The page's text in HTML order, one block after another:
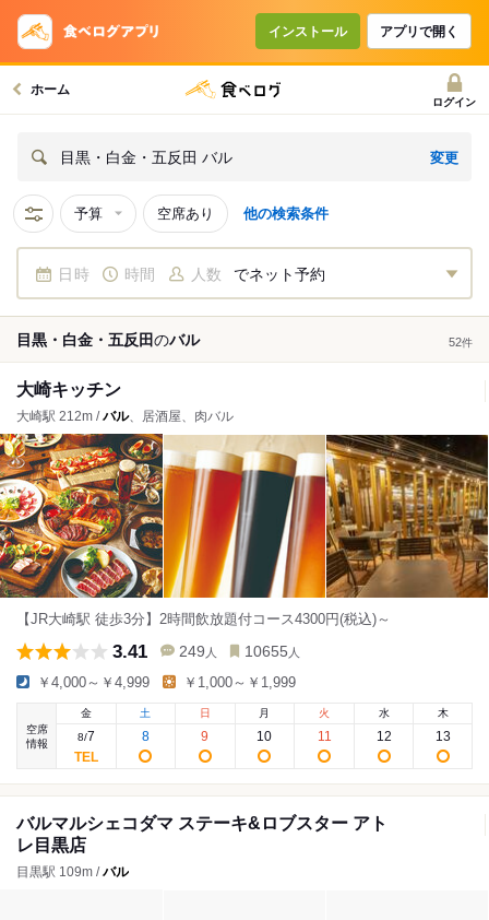
インストール アプリで開く
ホーム
ログイン
目黒・白金・五反田 バル 変更
予算 空席あり 他の検索条件
日時 時間 人数 でネット予約
目黒・白金・五反田のバル 52件
大崎キッチン
大崎駅 212m /バル、居酒屋、肉バル
【JR大崎駅 徒歩3分】2時間飲放題付コース4300円(税込)～
3.41 249 人 10655 人
￥4,000～￥4,999 ￥1,000～￥1,999
空席
情報
金
8/7
土
8
日
9
月
10
火
11
水
12
木
13
バルマルシェコダマ ステーキ&ロブスター アト
レ目黒店
目黒駅 109m /バル